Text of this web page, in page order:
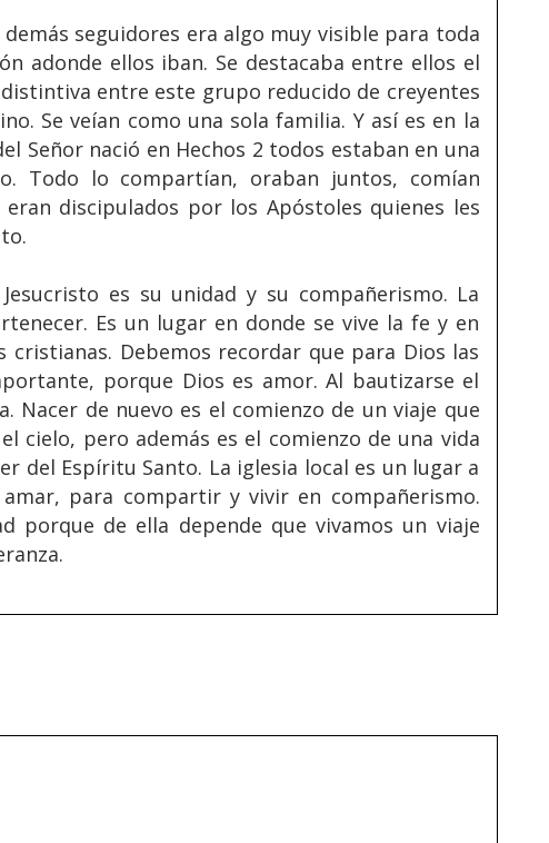
demás seguidores era algo muy visible para toda
adonde ellos iban. Se destacaba entre ellos el
entre este grupo reducido de creyentes
Se veían como una sola familia. Y así es en la
Señor nació en Hechos 2 todos estaban en una
Todo lo compartían, oraban juntos, comían
discipulados por los Apóstoles quienes les
es su unidad y su compañerismo. La
Es un lugar en donde se vive la fe y en
cristianas. Debemos recordar que para Dios las
porque Dios es amor. Al bautizarse el
Nacer de nuevo es el comienzo de un viaje que
cielo, pero además es el comienzo de una vida
del Espíritu Santo. La iglesia local es un lugar a
para compartir y vivir en compañerismo.
porque de ella depende que vivamos un viaje